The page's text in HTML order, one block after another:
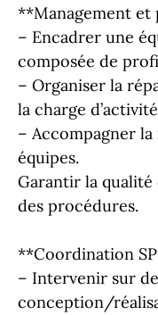
**Management et
– Encadrer une
composée de
– Organiser la
la charge
– Accompagner
équipes.
Garantir la
des procédures.
**Coordination
– Intervenir sur
conception/